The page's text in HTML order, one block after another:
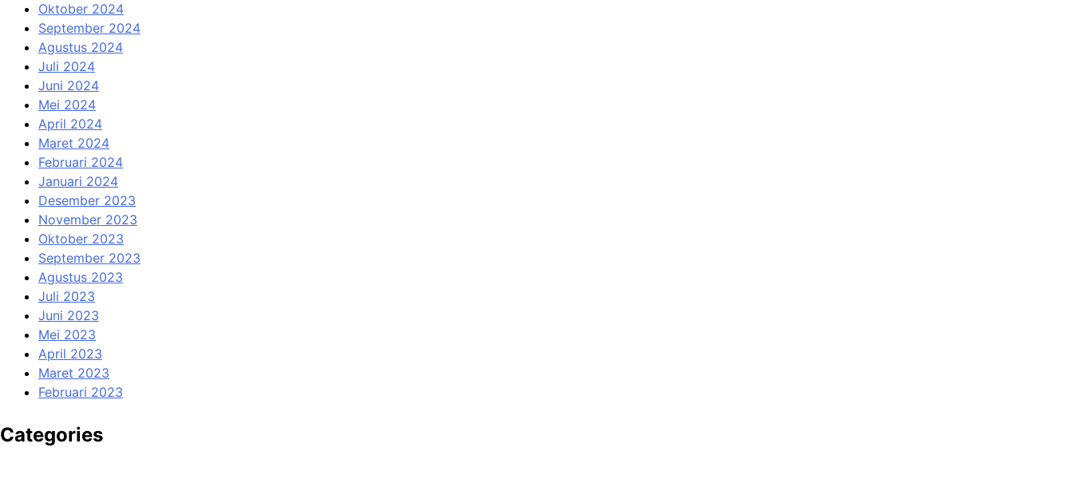
Oktober 2024
September 2024
Agustus 2024
Juli 2024
Juni 2024
Mei 2024
April 2024
Maret 2024
Februari 2024
Januari 2024
Desember 2023
November 2023
Oktober 2023
September 2023
Agustus 2023
Juli 2023
Juni 2023
Mei 2023
April 2023
Maret 2023
Februari 2023
Categories